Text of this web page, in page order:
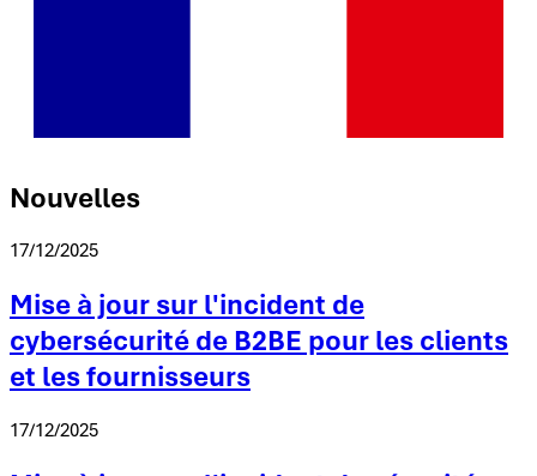
Nouvelles
17/12/2025
Mise à jour sur l'incident de
cybersécurité de B2BE pour les clients
et les fournisseurs
17/12/2025